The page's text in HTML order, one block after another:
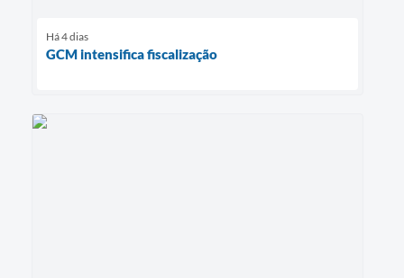
Há 4 dias
GCM intensifica fiscalização